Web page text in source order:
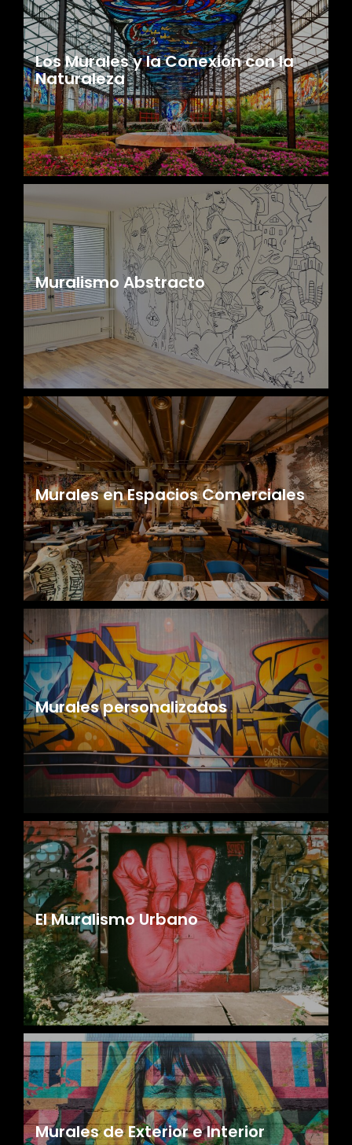
Los Murales y la Conexión con la
Naturaleza
Muralismo Abstracto
Murales en Espacios Comerciales
Murales personalizados
El Muralismo Urbano
Murales de Exterior e Interior